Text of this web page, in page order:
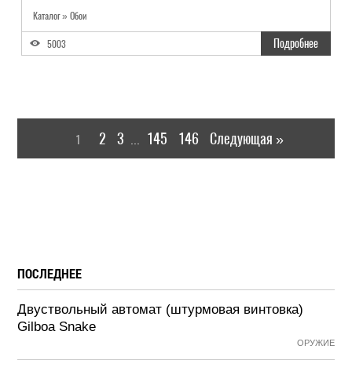
Каталог» Обои
5003 Подробнее
1 2 3 145 146 Следующая »
ПОСЛЕДНЕЕ
Двуствольный автомат (штурмовая винтовка)
Gilboa Snake
ОРУЖИЕ